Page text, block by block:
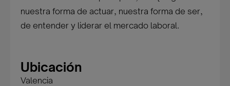
nuestra forma de actuar, nuestra forma de ser,
de entender y liderar el mercado laboral.
Ubicación
Valencia